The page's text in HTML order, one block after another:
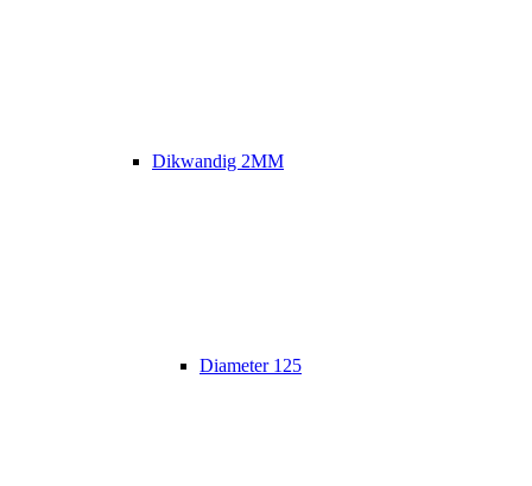
Dikwandig 2MM
Diameter 125